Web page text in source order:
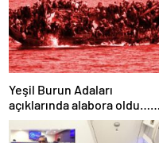
Yeşil Burun Adaları
açıklarında alabora oldu…
Göçmen teknesi faciası: 63
ölü